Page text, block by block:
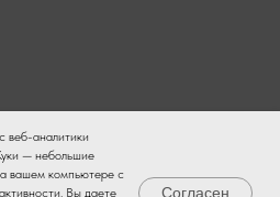
веб-аналитики
— небольшие
вашем компьютере с
Вы даете
Согласен